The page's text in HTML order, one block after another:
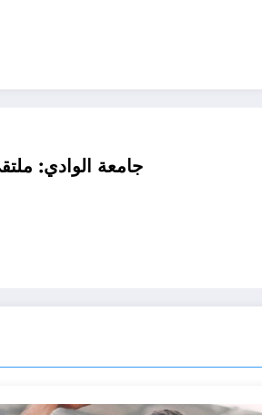
جامعة الوادي: